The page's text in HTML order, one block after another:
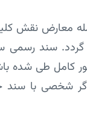
سند رسمی
کامل طی شده
شخصی با سند